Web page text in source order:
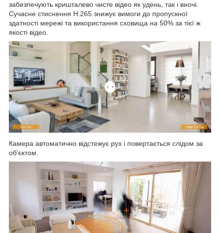
забезпечують кришталево чисте відео як удень, так і вночі.
Сучасне стиснення H.265 знижує вимоги до пропускної
здатності мережі та використання сховища на 50% за тієї ж
якості відео.
Камера автоматично відстежує рух і повертається слідом за
об'єктом.